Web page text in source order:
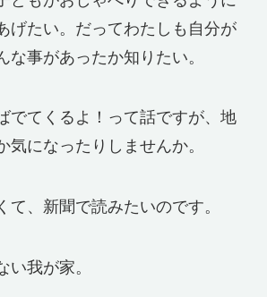
げたい。だってわたしも自分が
な事があったか知りたい。
でてくるよ！って話ですが、地
気になったりしませんか。
て、新聞で読みたいのです。
い我が家。